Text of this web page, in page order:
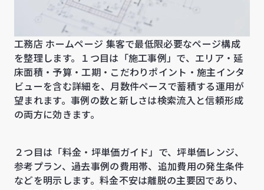
工務店 ホームページ 集客で最低限必要なページ構成
を整理します。１つ目は「施工事例」で、エリア・延
床面積・予算・工期・こだわりポイント・施主インタ
ビューを含む詳細を、月数件ペースで蓄積する運用が
望まれます。事例の数と新しさは検索流入と信頼形成
の両方に効きます。
２つ目は「料金・坪単価ガイド」で、坪単価レンジ、
参考プラン、過去事例の費用帯、追加費用の発生条件
などを明示します。料金不安は離脱の主要因であり、